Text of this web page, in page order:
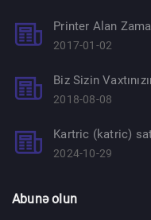
Printer Alan
2017-01-02
Biz Sizin
2018-08-08
Kartric (katric)
2024-10-29
Abunə olun